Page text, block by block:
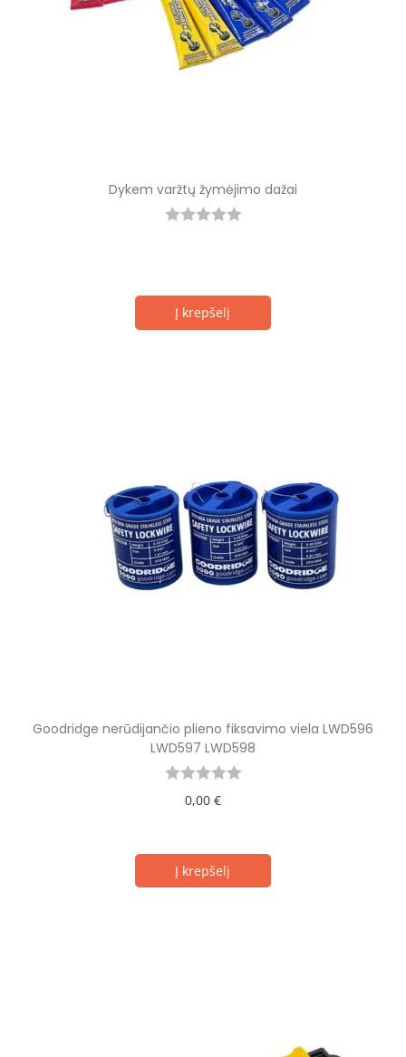
Dykem varžtų žymėjimo dažai
Į krepšelį
Goodridge nerūdijančio plieno fiksavimo viela LWD596
LWD597 LWD598
0,00 €
Į krepšelį